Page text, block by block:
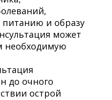
и образу
может
необходимую
до очного
острой